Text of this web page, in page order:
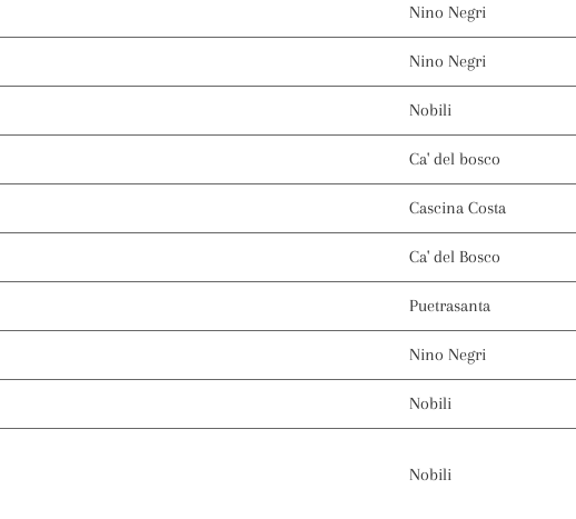
Nino Negri
Nino Negri
Nobili
Ca' del bosco
Cascina Costa
Ca' del Bosco
Puetrasanta
Nino Negri
Nobili
Nobili